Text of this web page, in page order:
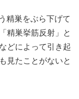
精巣をぶら下げて
精巣挙筋反射」と
どによって引き起
見たことがないと